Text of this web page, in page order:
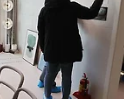
잘 준비하고 숙지한다면 생각보다 간편하게
합소득세는 근로소득, 사업소득, 이자소득,
..